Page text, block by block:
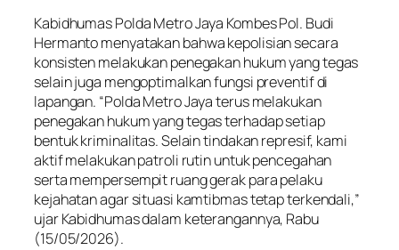
Kabidhumas Polda Metro Jaya Kombes Pol. Budi
Hermanto menyatakan bahwa kepolisian secara
konsisten melakukan penegakan hukum yang tegas
selain juga mengoptimalkan fungsi preventif di
lapangan. “Polda Metro Jaya terus melakukan
penegakan hukum yang tegas terhadap setiap
bentuk kriminalitas. Selain tindakan represif, kami
aktif melakukan patroli rutin untuk pencegahan
serta mempersempit ruang gerak para pelaku
kejahatan agar situasi kamtibmas tetap terkendali,”
ujar Kabidhumas dalam keterangannya, Rabu
(15/05/2026).